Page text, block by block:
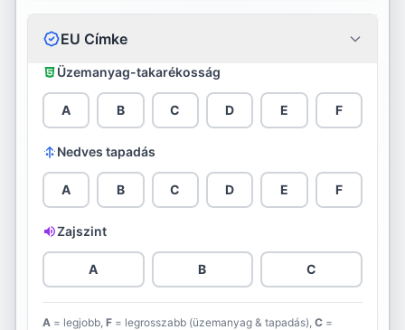
Cooper
Davanti
Debica
Diamondback
Diplomat
Double Star
Dunlop
EU Címke
Üzemanyag-takarékosság
A B C D E F
Nedves tapadás
A B C D E F
Zajszint
A B C
A = legjobb, F = legrosszabb (üzemanyag & tapadás), C =